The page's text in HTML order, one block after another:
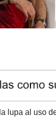
lupa al uso